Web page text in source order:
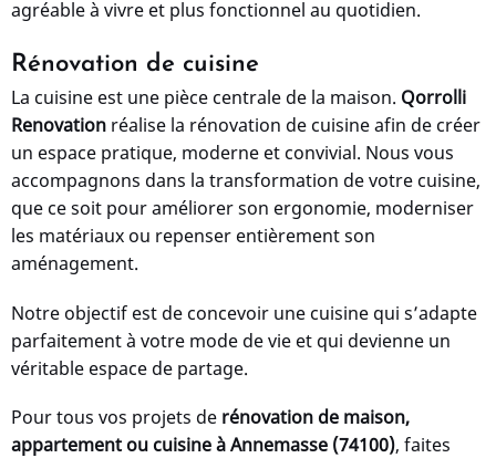
agréable à vivre et plus fonctionnel au quotidien.
Rénovation de cuisine
La cuisine est une pièce centrale de la maison. Qorrolli
Renovation réalise la rénovation de cuisine afin de créer
un espace pratique, moderne et convivial. Nous vous
accompagnons dans la transformation de votre cuisine,
que ce soit pour améliorer son ergonomie, moderniser
les matériaux ou repenser entièrement son
aménagement.
Notre objectif est de concevoir une cuisine qui s’adapte
parfaitement à votre mode de vie et qui devienne un
véritable espace de partage.
Pour tous vos projets de rénovation de maison,
appartement ou cuisine à Annemasse (74100), faites